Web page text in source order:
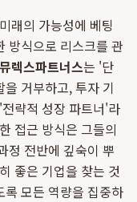
래의 가능성에 베팅
방식으로 리스크를 관
뮤렉스파트너스는 '단
거부하고, 투자 기
략적 성장 파트너'라
접근 방식은 그들의
정 전반에 깊숙이 뿌
좋은 기업을 찾는 것
모든 역량을 집중하